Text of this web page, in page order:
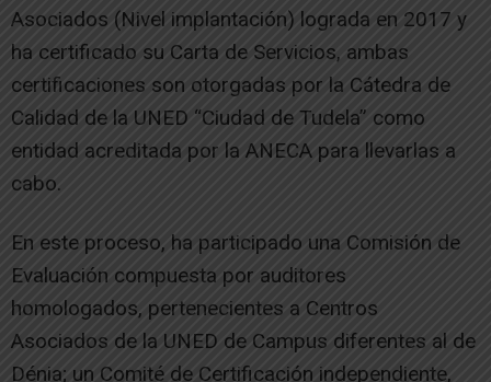
Asociados (Nivel implantación) lograda en 2017 y
ha certificado su Carta de Servicios, ambas
certificaciones son otorgadas por la Cátedra de
Calidad de la UNED “Ciudad de Tudela” como
entidad acreditada por la ANECA para llevarlas a
cabo.
En este proceso, ha participado una Comisión de
Evaluación compuesta por auditores
homologados, pertenecientes a Centros
Asociados de la UNED de Campus diferentes al de
Dénia; un Comité de Certificación independiente,